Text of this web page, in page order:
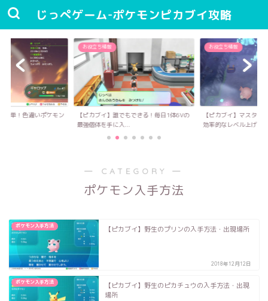
じっぺゲーム-ポケモンピカブイ攻略
簡単！色違いポケモン
お役立ち情報
【ピカブイ】誰でもできる！毎日1体6Vの
最強個体を手に入...
お役立ち情報
【ピカブイ】マスター
効率的なレベル上げ...
― CATEGORY ―
ポケモン入手方法
ポケモン入手方法 【ピカブイ】野生のプリンの入手方法・出現場所
2018年12月12日
ポケモン入手方法
【ピカブイ】野生のピカチュウの入手方法・出現
場所